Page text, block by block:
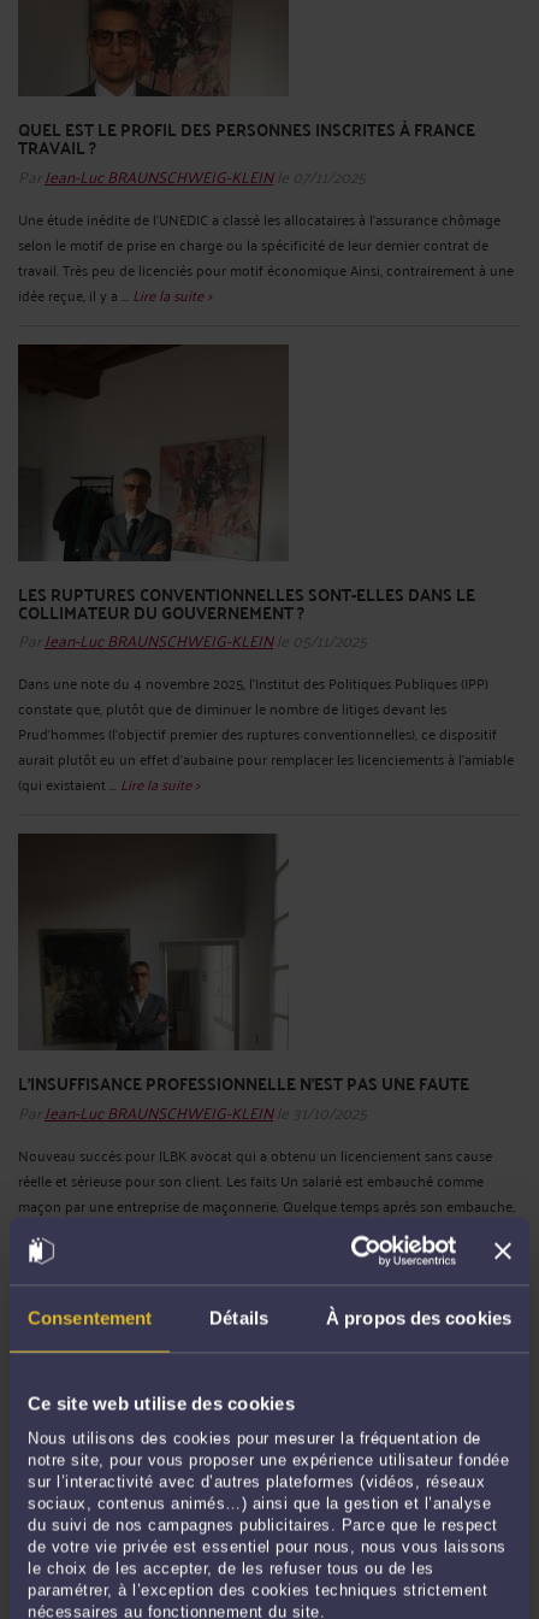
Consentement Détails À propos des cookies
Ce site web utilise des cookies
Nous utilisons des cookies pour mesurer la fréquentation de
notre site, pour vous proposer une expérience utilisateur fondée
sur l’interactivité avec d’autres plateformes (vidéos, réseaux
sociaux, contenus animés…) ainsi que la gestion et l’analyse
du suivi de nos campagnes publicitaires. Parce que le respect
de votre vie privée est essentiel pour nous, nous vous laissons
le choix de les accepter, de les refuser tous ou de les
paramétrer, à l’exception des cookies techniques strictement
nécessaires au fonctionnement du site.
QUEL EST LE PROFIL DES PERSONNES INSCRITES À FRANCE
TRAVAIL ?
Par Jean-Luc BRAUNSCHWEIG-KLEINle 07/11/2025
Une étude inédite de l’UNEDIC a classé les allocataires à l’assurance chômage
selon le motif de prise en charge ou la spécificité de leur dernier contrat de
travail. Très peu de licenciés pour motif économique Ainsi, contrairement à une
idée reçue, il y a ... Lire la suite >
LES RUPTURES CONVENTIONNELLES SONT-ELLES DANS LE
COLLIMATEUR DU GOUVERNEMENT ?
Par Jean-Luc BRAUNSCHWEIG-KLEINle 05/11/2025
Dans une note du 4 novembre 2025, l’Institut des Politiques Publiques (IPP)
constate que, plutôt que de diminuer le nombre de litiges devant les
Prud'hommes (l’objectif premier des ruptures conventionnelles), ce dispositif
aurait plutôt eu un effet d'aubaine pour remplacer les licenciements à l’amiable
(qui existaient ... Lire la suite >
L’INSUFFISANCE PROFESSIONNELLE N’EST PAS UNE FAUTE
Par Jean-Luc BRAUNSCHWEIG-KLEINle 31/10/2025
Nouveau succès pour JLBK avocat qui a obtenu un licenciement sans cause
réelle et sérieuse pour son client. Les faits Un salarié est embauché comme
maçon par une entreprise de maçonnerie. Quelque temps après son embauche,
l’employeur lui fait signer un avenant à son contrat de travail dans ... Lire la suite
COMMENT TRAVAILLER 78 HEURES PAR SEMAINE SANS HEURES
SUPP ET EN TOUTE LÉGALITÉ ?
ParJean-Luc BRAUNSCHWEIG-KLEINle 27/10/2025